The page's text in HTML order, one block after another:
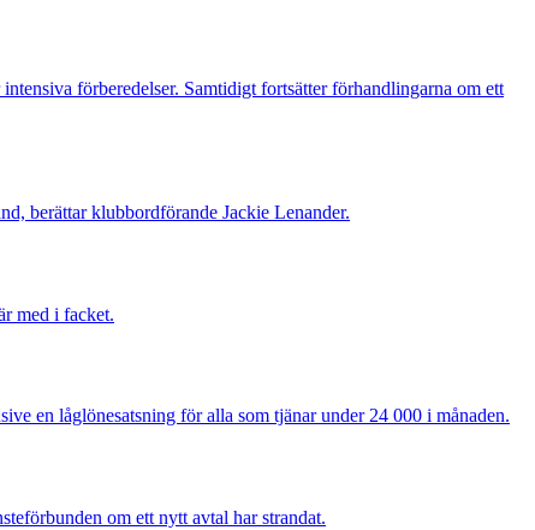
förberedelser. Samtidigt fortsätter förhandlingarna om ett
berättar klubbordförande Jackie Lenander.
med i facket.
en låglönesatsning för alla som tjänar under 24 000 i månaden.
om ett nytt avtal har strandat.